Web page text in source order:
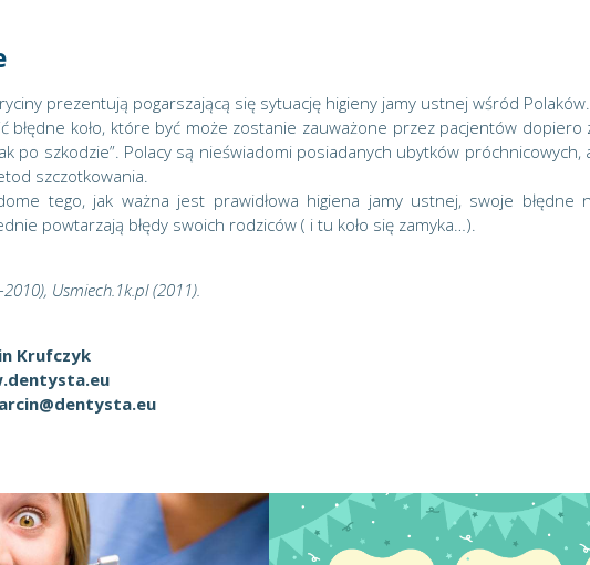
prezentują pogarszającą się sytuację higieny jamy ustnej wśród Polaków.
błędne koło, które być może zostanie zauważone przez pacjentów dopiero
po szkodzie”. Polacy są nieświadomi posiadanych ubytków próchnicowych,
szczotkowania.
tego, jak ważna jest prawidłowa higiena jamy ustnej, swoje błędne
powtarzają błędy swoich rodziców ( i tu koło się zamyka…).
Usmiech.1k.pl (2011).
Krufczyk